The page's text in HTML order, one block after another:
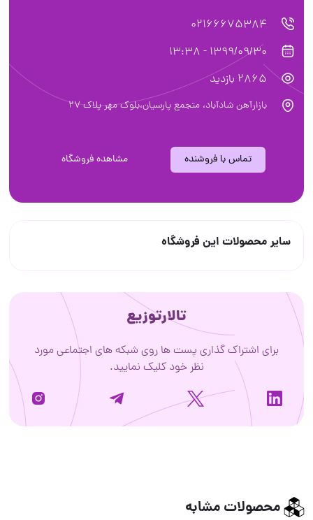
02166675384
1399/09/30 - 13:38
2865 بازدید
بازارآهن شادآباد، متجمع پارسیان،بلوک مهر پلاک ۲۷
تماس با فروشنده مشاهده فروشگاه
سایر محصولات این فروشگاه
تالارتوزیع
برای اشتراک گذاری پست ها روی شبکه های اجتماعی مورد
نظر خود کلیک نمایید.
محصولات مشابه